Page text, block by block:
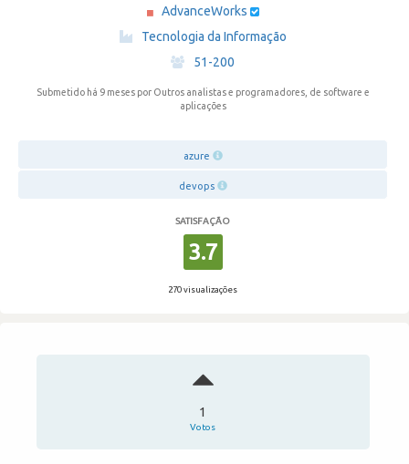
AdvanceWorks
Tecnologia da Informação
·
51-200
Submetido há 9 meses por Outros analistas e programadores, de software e
aplicações
azure
devops
SATISFAÇÃO
3.7
270 visualizações
1
Votos